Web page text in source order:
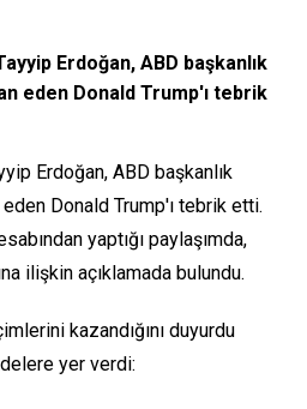
Erdoğan, ABD başkanlık
eden Donald Trump'ı tebrik
Erdoğan, ABD başkanlık
Donald Trump'ı tebrik etti.
yaptığı paylaşımda,
ilişkin açıklamada bulundu.
kazandığını duyurdu
yer verdi: